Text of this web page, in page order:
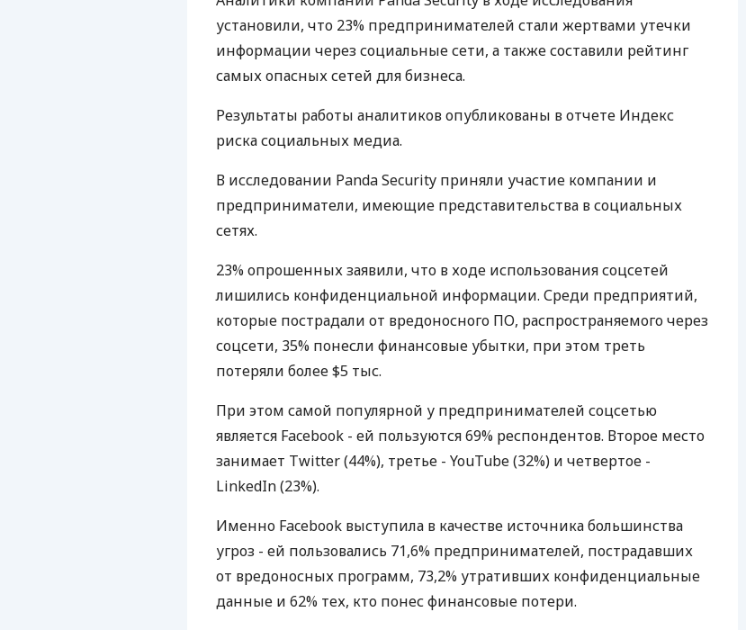
ЕЖЕМЕСЯЧНЫЙ ОБЗОР
КЕШБЭКА
установили, что 23% предпринимателей стали жертвами утечки
информации через социальные сети, а также составили рейтинг
самых опасных сетей для бизнеса.
Результаты работы аналитиков опубликованы в отчете Индекс
риска социальных медиа.
В исследовании Panda Security приняли участие компании и
предприниматели, имеющие представительства в социальных
сетях.
23% опрошенных заявили, что в ходе использования соцсетей
лишились конфиденциальной информации. Среди предприятий,
которые пострадали от вредоносного ПО, распространяемого через
соцсети, 35% понесли финансовые убытки, при этом треть
потеряли более $5 тыс.
При этом самой популярной у предпринимателей соцсетью
является Facebook - ей пользуются 69% респондентов. Второе место
занимает Twitter (44%), третье - YouTube (32%) и четвертое -
LinkedIn (23%).
Именно Facebook выступила в качестве источника большинства
угроз - ей пользовались 71,6% предпринимателей, пострадавших
от вредоносных программ, 73,2% утративших конфиденциальные
данные и 62% тех, кто понес финансовые потери.